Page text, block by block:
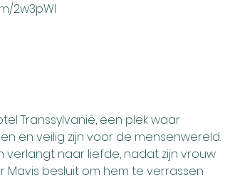
2w3pWl
en veilig zijn voor de mensenwereld.
verlangt naar liefde, nadat zijn vrouw
Mavis besluit om hem te verrassen